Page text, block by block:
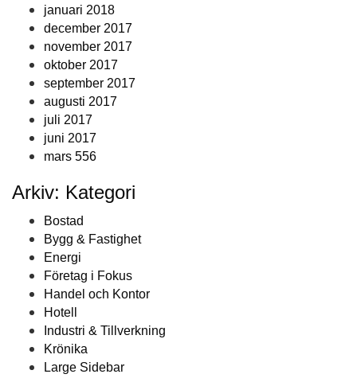
januari 2018
december 2017
november 2017
oktober 2017
september 2017
augusti 2017
juli 2017
juni 2017
mars 556
Arkiv: Kategori
Bostad
Bygg & Fastighet
Energi
Företag i Fokus
Handel och Kontor
Hotell
Industri & Tillverkning
Krönika
Large Sidebar